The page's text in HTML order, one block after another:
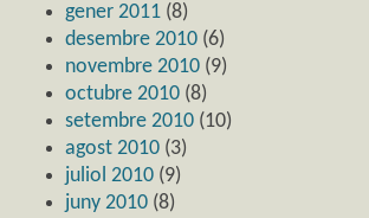
gener 2011 (8)
desembre 2010 (6)
novembre 2010 (9)
octubre 2010 (8)
setembre 2010 (10)
agost 2010 (3)
juliol 2010 (9)
juny 2010 (8)